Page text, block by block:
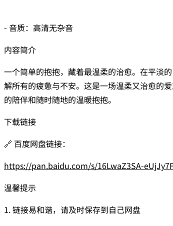
- 音质：高清无杂音
内容简介
一个简单的抱抱，藏着最温柔的治愈。在平淡
解所有的疲惫与不安。这是一场温柔又治愈的
的陪伴和随时随地的温暖抱抱。
下载链接
🔗 百度网盘链接：
https://pan.baidu.com/s/16LwaZ3SA-
温馨提示
1. 链接易和谐，请及时保存到自己网盘